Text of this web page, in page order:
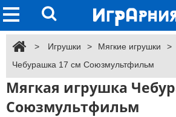
> Игрушки > Мягкие игрушки >
Чебурашка 17 см Союзмультфильм
Мягкая игрушка
Союзмультфильм